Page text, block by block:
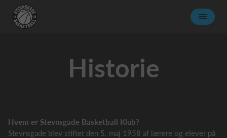
Historie
Hvem er Stevnsgade Basketball Klub?
Stevnsgade blev stiftet den 5. maj 1958 af lærere og elever på